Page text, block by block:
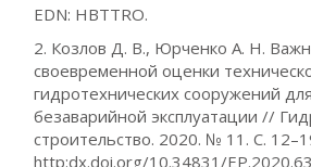
EDN: HBTTRO.
2. Козлов Д. В., Юрченко А. Н.
своевременной оценки
гидротехнических сооружений
безаварийной эксплуатации //
строительство. 2020. № 11. С.
http:dx.doi.org/10.34831/